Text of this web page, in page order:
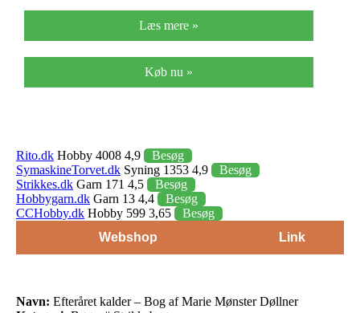
Læs mere »
Køb nu »
Rito.dk Hobby 4008 4,9
Besøg
SymaskineTorvet.dk Syning 1353 4,9
Besøg
Strikkes.dk Garn 171 4,5
Besøg
Hobbygarn.dk Garn 13 4,4
Besøg
CCHobby.dk Hobby 599 3,65
Besøg
Webshop
Link
Navn: Efteråret kalder – Bog af Marie Mønster Døllner